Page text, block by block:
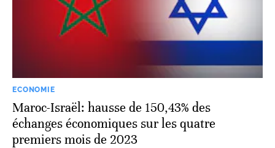
ECONOMIE
Maroc-Israël: hausse de 150,43% des
échanges économiques sur les quatre
premiers mois de 2023